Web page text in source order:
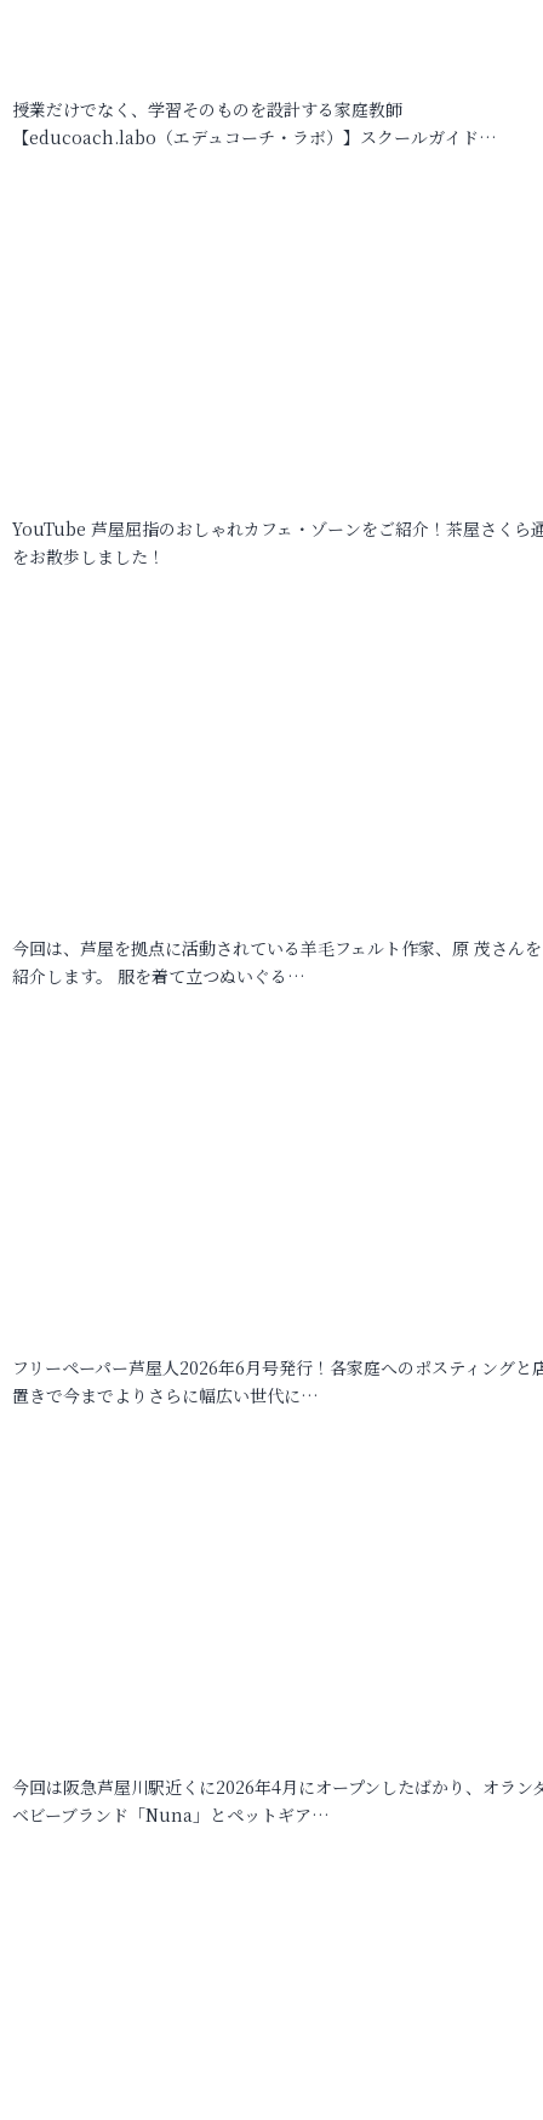
授業だけでなく、学習そのものを設計する家庭教師
【educoach.labo（エデュコーチ・ラボ）】スクールガイド…
YouTube 芦屋屈指のおしゃれカフェ・ゾーンをご紹介！茶屋さくら
をお散歩しました！
今回は、芦屋を拠点に活動されている羊毛フェルト作家、原 茂さん
紹介します。 服を着て立つぬいぐる…
フリーペーパー芦屋人2026年6月号発行！各家庭へのポスティングと
置きで今までよりさらに幅広い世代に…
今回は阪急芦屋川駅近くに2026年4月にオープンしたばかり、オラン
ベビーブランド「Nuna」とペットギア…